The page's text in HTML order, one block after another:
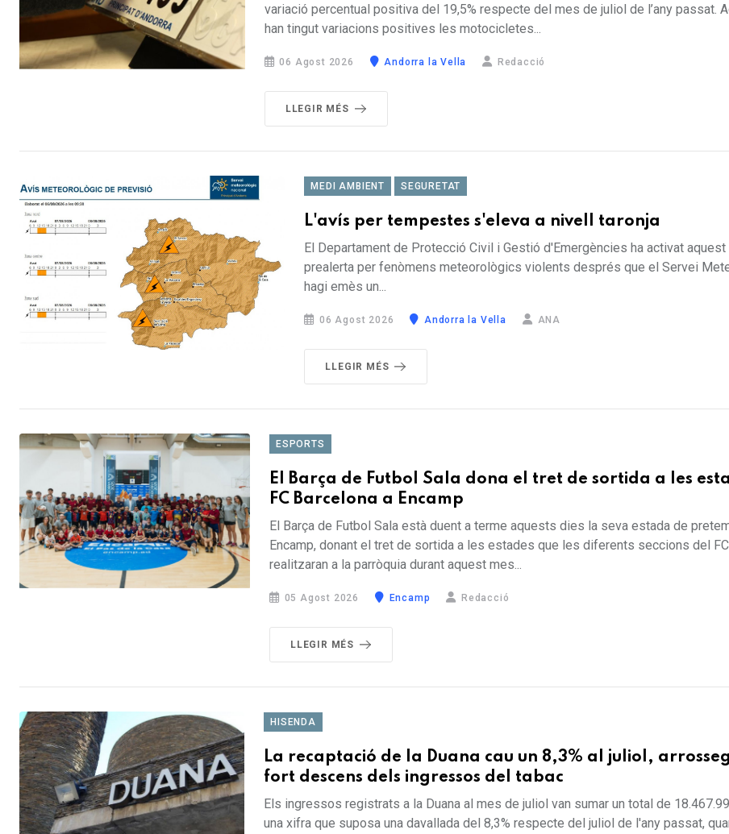
variació percentual positiva del 19,5% respecte del mes de juliol de l’any passat.
han tingut variacions positives les motocicletes...
06 Agost 2026 Andorra la Vella Redacció
LLEGIR MÉS
MEDI AMBIENT SEGURETAT
L'avís per tempestes s'eleva a nivell taronja
El Departament de Protecció Civil i Gestió d'Emergències ha activat aquest
prealerta per fenòmens meteorològics violents després que el Servei
hagi emès un...
06 Agost 2026 Andorra la Vella ANA
LLEGIR MÉS
ESPORTS
El Barça de Futbol Sala dona el tret de sortida a les
FC Barcelona a Encamp
El Barça de Futbol Sala està duent a terme aquests dies la seva estada de
Encamp, donant el tret de sortida a les estades que les diferents seccions del
realitzaran a la parròquia durant aquest mes...
05 Agost 2026 Encamp Redacció
LLEGIR MÉS
HISENDA
La recaptació de la Duana cau un 8,3% al juliol,
fort descens dels ingressos del tabac
Els ingressos registrats a la Duana al mes de juliol van sumar un total de
una xifra que suposa una davallada del 8,3% respecte del juliol de l'any passat,